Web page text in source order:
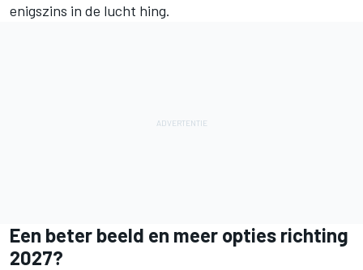
enigszins in de lucht hing.
Een beter beeld en meer opties richting
2027?